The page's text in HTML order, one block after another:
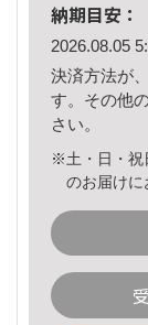
納期目安：
2026.08.05
決済方法が
す。その他
さい。
※土・日・祝
のお届けに